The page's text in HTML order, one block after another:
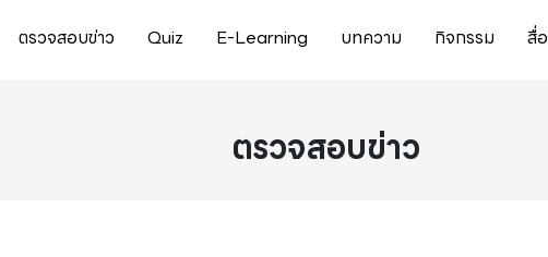
ตรวจสอบข่าว Quiz E-Learning บทความ กิจกรรม สื่อ
ตรวจสอบข่าว